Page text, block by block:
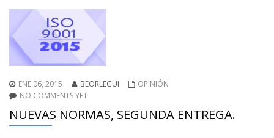
ENE 06, 2015 BEORLEGUI
OPINIÓN
NO COMMENTS YET
NUEVAS NORMAS, SEGUNDA ENTREGA.